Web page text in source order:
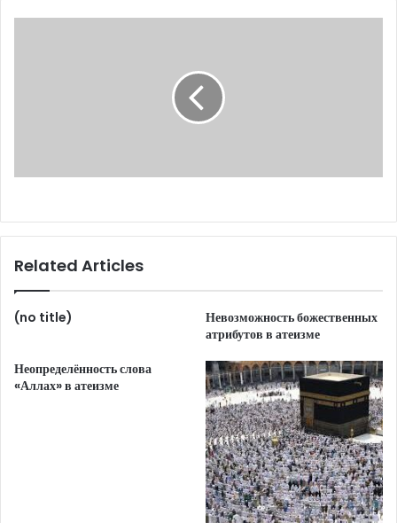
Related Articles
(no title)
Невозможность божественных
атрибутов в атеизме
Неопределённость слова
«Аллах» в атеизме